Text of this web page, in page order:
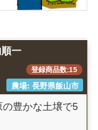
一
登録商品数:15
農場: 長野県飯山市
豊かな土壌で5